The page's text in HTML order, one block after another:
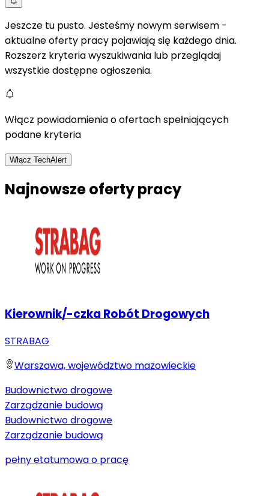
Jeszcze tu pusto. Jesteśmy nowym serwisem -
aktualne oferty pracy pojawiają się każdego dnia.
Rozszerz kryteria wyszukiwania lub przeglądaj
wszystkie dostępne ogłoszenia.
Włącz powiadomienia o ofertach spełniających
podane kryteria
Włącz TechAlert
Najnowsze oferty pracy
Kierownik/-czka Robót Drogowych
STRABAG
Warszawa, województwo mazowieckie
Budownictwo drogowe
Zarządzanie budową
Budownictwo drogowe
Zarządzanie budową
pełny etatumowa o pracę